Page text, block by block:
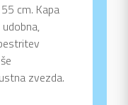
cm. Kapa
zvezda.